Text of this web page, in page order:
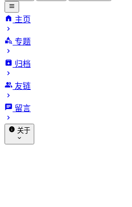
主页
专题
归档
友链
留言
关于
Astro Markdown
个让博客变专业的
发布于 2025-07-12
钟 · 阅读时长